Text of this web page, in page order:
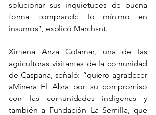
solucionar sus inquietudes de buena
forma comprando lo mínimo en
insumos”, explicó Marchant.
Ximena Anza Colamar, una de las
agricultoras visitantes de la comunidad
de Caspana, señaló: “quiero agradecer
aMinera El Abra por su compromiso
con las comunidades indígenas y
también a Fundación La Semilla, que